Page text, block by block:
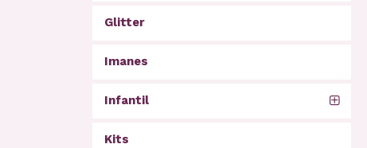
Glitter
Imanes
Infantil
Kits